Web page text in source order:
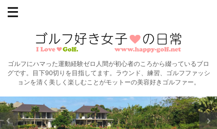
ゴルフにハマった運動経験ゼロ人間が初心者のころから綴っているブロ
グです。目下90切りを目指してます。ラウンド、練習、ゴルフファッシ
ョンを清く美しく楽しむことがモットーの美容好きゴルファー。